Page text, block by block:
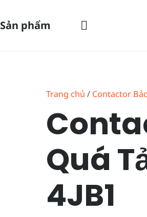
Sản phẩm
Trang chủ / Contactor
Quá
4JB1